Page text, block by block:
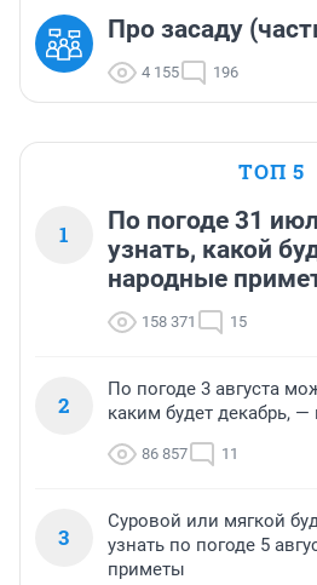
Про засаду
4 155 196
ТОП 5
1
По погоде 31
узнать, какой
народные
158 371 15
2
По погоде 3 августа
каким будет декабрь,
86 857 11
3
Суровой или мягкой
узнать по погоде 5
приметы